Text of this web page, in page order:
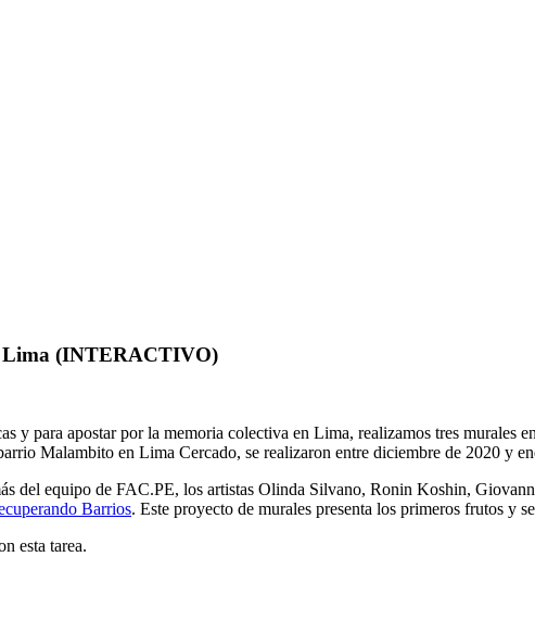
Lima (INTERACTIVO)
y para apostar por la memoria colectiva en Lima, realizamos tres murales
Malambito en Lima Cercado, se realizaron entre diciembre de 2020 y
del equipo de FAC.PE, los artistas Olinda Silvano, Ronin Koshin,
Barrios. Este proyecto de murales presenta los primeros frutos y
esta tarea.